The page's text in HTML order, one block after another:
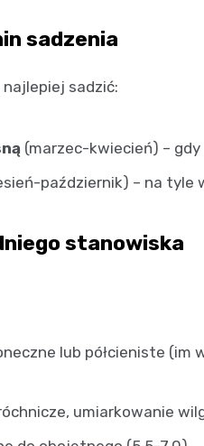
sadzenia
sadzić:
(marzec-kwiecień) –
październik) – na tyle
stanowiska
lub półcieniste
umiarkowanie